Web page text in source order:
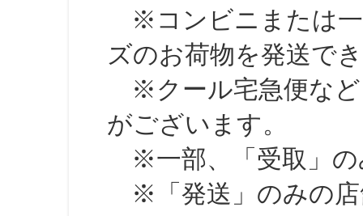
※コンビニまたは一
ズのお荷物を発送で
※クール宅急便など
がございます。
※一部、「受取」の
※「発送」のみの店